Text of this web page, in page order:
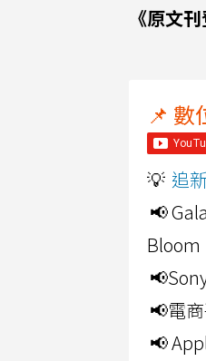
《原文
📌 數
💡 追
📢
Bloom
📢電
📢